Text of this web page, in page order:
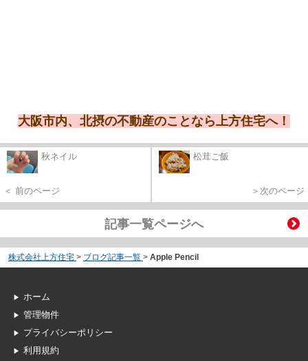
大阪市内、北摂の不動産のことなら上方住宅へ！
秋ネイル
＜ 前のページ
松茸ご飯
＞次のページ
記事一覧ページへ
株式会社上方住宅 > ブログ記事一覧 > Apple Pencil
ホーム
管理物件
プライバシーポリシー
利用規約